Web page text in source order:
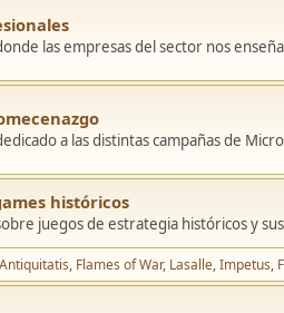
las empresas del sector nos
a las distintas campañas de
históricos
juegos de estrategia históricos y
Flames of War Lasalle Impetus